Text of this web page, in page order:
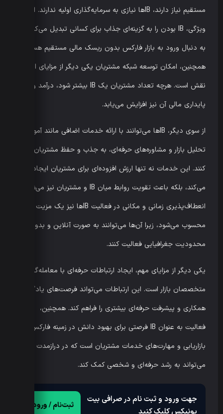
مستقیم نیاز دارند، IBها نیازی به سرمایه‌گذاری اولیه ندارند. این
ویژگی، IB بودن را به گزینه‌ای جذاب برای کسانی تبدیل می‌کند که
به دنبال ورود به بازار فارکس بدون ریسک مالی مستقیم هستند.
همچنین، امکان توسعه شبکه مشتریان یکی دیگر از مزایای این
نقش است. هرچه تعداد مشتریان یک IB بیشتر شود، درآمد و
پایداری مالی آن نیز افزایش می‌یابد.
از سوی دیگر، IBها می‌توانند با ارائه خدمات اضافی مانند آموزش،
تحلیل بازار و مشاوره‌های حرفه‌ای، به جذب و حفظ مشتریان کمک
کنند. این خدمات نه تنها ارزش افزوده‌ای برای مشتریان ایجاد
می‌کند، بلکه باعث تقویت روابط میان IB و مشتریان نیز می‌شود.
انعطاف‌پذیری زمانی و مکانی در فعالیت IBها نیز یک مزیت بزرگ
محسوب می‌شود، زیرا آن‌ها می‌توانند به صورت آنلاین و بدون
محدودیت جغرافیایی فعالیت کنند.
یکی دیگر از مزایای مهم، ایجاد ارتباطات حرفه‌ای با معامله‌گران و
متخصصان بازار است. این ارتباطات می‌تواند فرصت‌های یادگیری،
همکاری و پیشرفت حرفه‌ای بیشتری را فراهم کند. همچنین،
فعالیت به عنوان IB فرصتی برای بهبود دانش در زمینه فارکس،
بازاریابی و مهارت‌های خدمات مشتریان است که در درازمدت
می‌تواند به رشد حرفه‌ای و شخصی کمک کند.
جهت ورود و ثبت نام در صرافی بیت
یونیکس کلیک کنید
ثبت‌نام / ورود